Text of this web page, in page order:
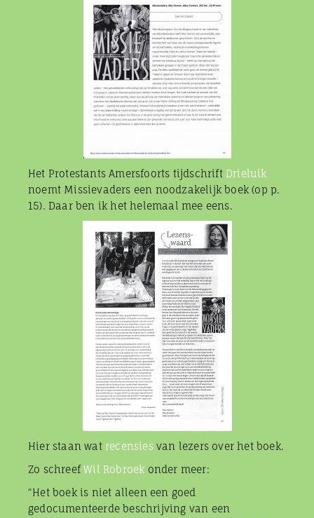
Het Protestants Amersfoorts tijdschriftDrieluik
noemt Missievaders een noodzakelijk boek (op p.
15). Daar ben ik het helemaal mee eens.
Hier staan watrecensiesvan lezers over het boek.
Zo schreefWil Robroek onder meer:
“Het boek is niet alleen een goed
gedocumenteerde beschrijving van een